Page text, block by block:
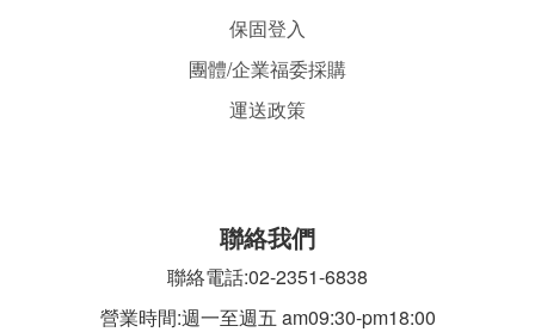
保固登入
團體/企業福委採購
運送政策
聯絡我們
聯絡電話:02-2351-6838
營業時間:週一至週五 am09:30-pm18:00